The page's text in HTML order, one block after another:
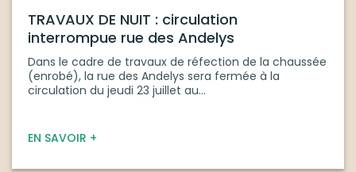
TRAVAUX DE NUIT : circulation
interrompue rue des Andelys
Dans le cadre de travaux de réfection de la chaussée
(enrobé), la rue des Andelys sera fermée à la
circulation du jeudi 23 juillet au...
EN SAVOIR +